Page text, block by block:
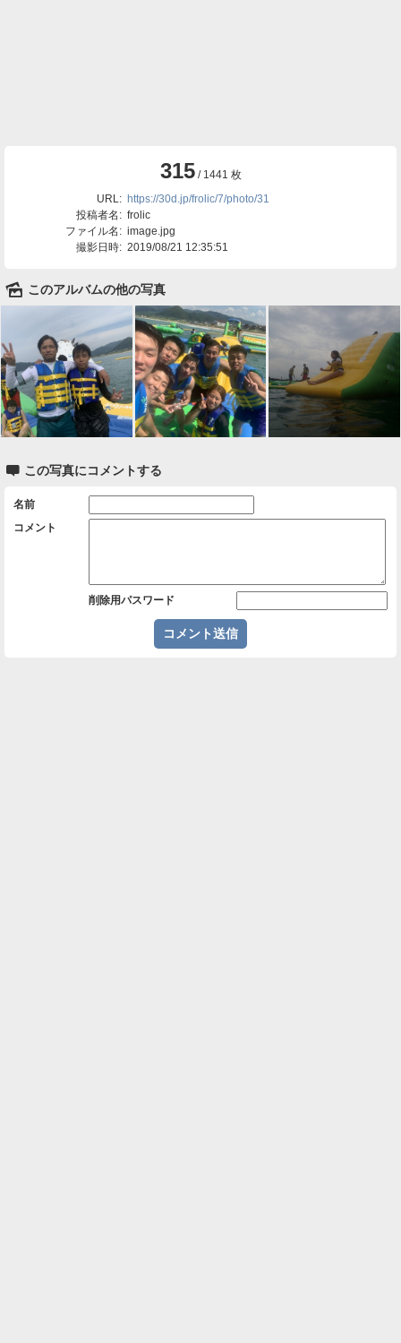
315 / 1441 枚
URL: https://30d.jp/frolic/7/photo/31
投稿者名: frolic
ファイル名: image.jpg
撮影日時: 2019/08/21 12:35:51
🌄 このアルバムの他の写真
 この写真にコメントする
名前
コメント
削除用パスワード